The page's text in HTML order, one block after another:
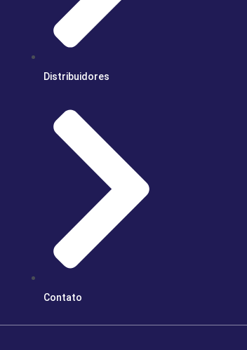
Distribuidores
Contato